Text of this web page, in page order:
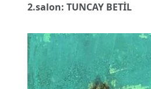
2.salon: TUNCAY BETİL